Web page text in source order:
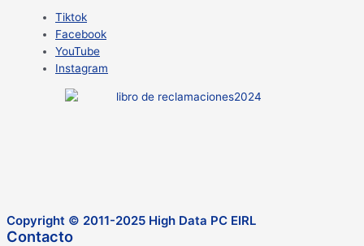
Tiktok
Facebook
YouTube
Instagram
Copyright © 2011-2025 High Data PC EIRL
Contacto